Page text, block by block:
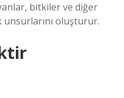
bitkiler ve diğer
oluşturur.